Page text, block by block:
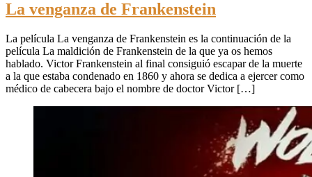
La venganza de Frankenstein
La película La venganza de Frankenstein es la continuación de la
película La maldición de Frankenstein de la que ya os hemos
hablado. Victor Frankenstein al final consiguió escapar de la muerte
a la que estaba condenado en 1860 y ahora se dedica a ejercer como
médico de cabecera bajo el nombre de doctor Victor […]